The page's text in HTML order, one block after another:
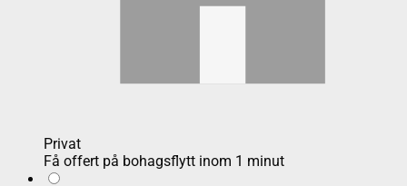
Privat
Få offert på bohagsflytt inom 1 minut